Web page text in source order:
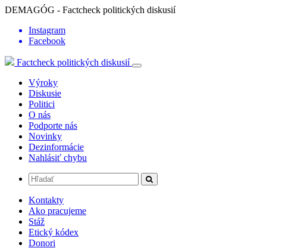
DEMAGÓG - Factcheck politických diskusií
Instagram
Facebook
Factcheck politických diskusií
Výroky
Diskusie
Politici
O nás
Podporte nás
Novinky
Dezinformácie
Nahlásiť chybu
Kontakty
Ako pracujeme
Stáž
Etický kódex
Donori